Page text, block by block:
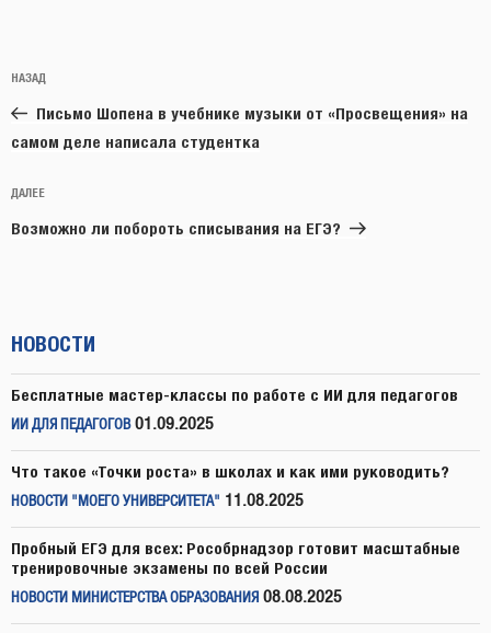
по
записям
Предыдущая
запись:
НАЗАД
Письмо Шопена в учебнике музыки от «Просвещения» на
самом деле написала студентка
Следующая
запись
ДАЛЕЕ
Возможно ли побороть списывания на ЕГЭ?
НОВОСТИ
Бесплатные мастер-классы по работе с ИИ для педагогов
ИИ ДЛЯ ПЕДАГОГОВ 01.09.2025
Что такое «Точки роста» в школах и как ими руководить?
НОВОСТИ "МОЕГО УНИВЕРСИТЕТА" 11.08.2025
Пробный ЕГЭ для всех: Рособрнадзор готовит масштабные
тренировочные экзамены по всей России
НОВОСТИ МИНИСТЕРСТВА ОБРАЗОВАНИЯ 08.08.2025